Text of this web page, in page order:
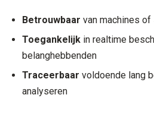
Betrouwbaar van machines
Toegankelijk in realtime
belanghebbenden
Traceerbaar voldoende lang
analyseren